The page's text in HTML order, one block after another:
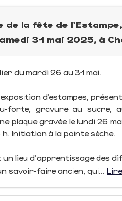
de la fête de
31 mai 2025, à
du mardi 26 au 31 mai.
d’estampes,
forte, gravure au sucre,
plaque gravée le lundi 26
h. Initiation à la pointe sèche.
un lieu d'apprentissage des
savoir-faire ancien, qui...